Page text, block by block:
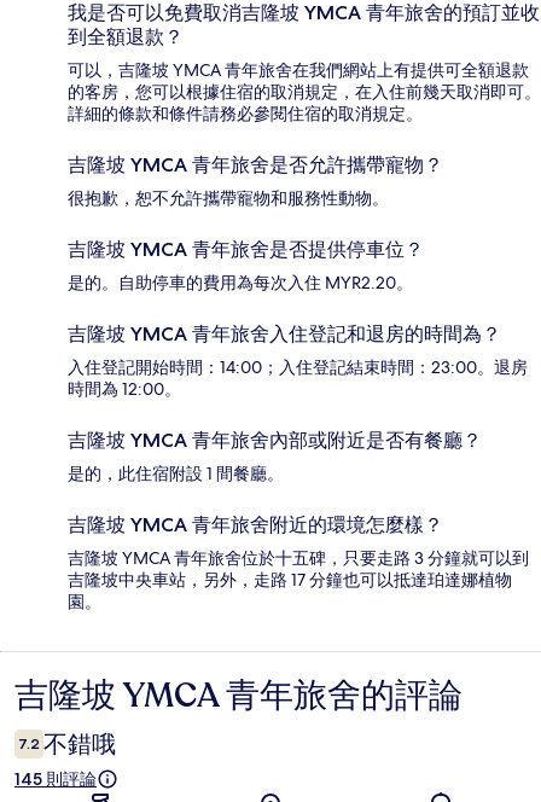
我是否可以免費取消吉隆坡 YMCA 青年旅舍的預訂並收
到全額退款？
可以，吉隆坡 YMCA 青年旅舍在我們網站上有提供可全額退款
的客房，您可以根據住宿的取消規定，在入住前幾天取消即可。
詳細的條款和條件請務必參閱住宿的取消規定。
吉隆坡 YMCA 青年旅舍是否允許攜帶寵物？
很抱歉，恕不允許攜帶寵物和服務性動物。
吉隆坡 YMCA 青年旅舍是否提供停車位？
是的。自助停車的費用為每次入住 MYR2.20。
吉隆坡 YMCA 青年旅舍入住登記和退房的時間為？
入住登記開始時間：14:00；入住登記結束時間：23:00。退房
時間為 12:00。
吉隆坡 YMCA 青年旅舍內部或附近是否有餐廳？
是的，此住宿附設 1 間餐廳。
吉隆坡 YMCA 青年旅舍附近的環境怎麼樣？
吉隆坡 YMCA 青年旅舍位於十五碑，只要走路 3 分鐘就可以到
吉隆坡中央車站，另外，走路 17 分鐘也可以抵達珀達娜植物
園。
評
論
吉隆坡 YMCA 青年旅舍的評論
7.2 不錯哦
145 則評論